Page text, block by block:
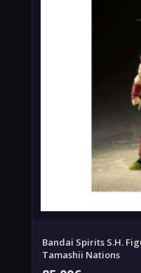
Bandai Spirits S.H.
Tamashii Nations